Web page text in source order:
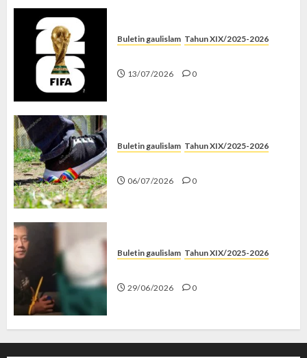
Buletin gaulislam Tahun XIX/2025-2026
13/07/2026 0
Buletin gaulislam Tahun XIX/2025-2026
06/07/2026 0
Buletin gaulislam Tahun XIX/2025-2026
29/06/2026 0